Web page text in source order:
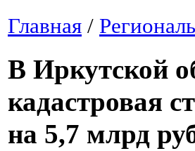
Главная /
В Иркутской
кадастровая
на 5,7 млрд